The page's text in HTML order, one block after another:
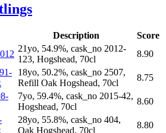
Description
Score
21yo, 54.9%, cask_no 2012-
123, Hogshead, 70cl
8.90
18yo, 50.2%, cask_no 2507,
Refill Oak Hogshead, 70cl
8.75
7yo, 59.4%, cask_no 2015-42,
Hogshead, 70cl
8.60
28yo, 55.8%, cask_no 404,
Oak Hogshead, 70cl
8.80